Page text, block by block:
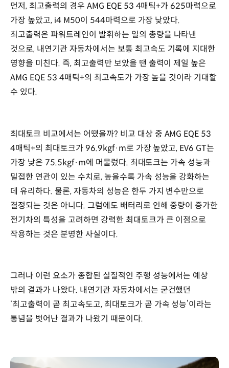
먼저, 최고출력의 경우 AMG EQE 53 4매틱+가 625마력으로
가장 높았고, i4 M50이 544마력으로 가장 낮았다.
최고출력은 파워트레인이 발휘하는 일의 총량을 나타낸
것으로, 내연기관 자동차에서는 보통 최고속도 기록에 지대한
영향을 미친다. 즉, 최고출력만 보았을 땐 출력이 제일 높은
AMG EQE 53 4매틱+의 최고속도가 가장 높을 것이라 기대할
수 있다.
최대토크 비교에서는 어땠을까? 비교 대상 중 AMG EQE 53
4매틱+의 최대토크가 96.9kgf·m로 가장 높았고, EV6 GT는
가장 낮은 75.5kgf·m에 머물렀다. 최대토크는 가속 성능과
밀접한 연관이 있는 수치로, 높을수록 가속 성능을 강화하는
데 유리하다. 물론, 자동차의 성능은 한두 가지 변수만으로
결정되는 것은 아니다. 그럼에도 배터리로 인해 중량이 증가한
전기차의 특성을 고려하면 강력한 최대토크가 큰 이점으로
작용하는 것은 분명한 사실이다.
그러나 이런 요소가 종합된 실질적인 주행 성능에서는 예상
밖의 결과가 나왔다. 내연기관 자동차에서는 굳건했던
‘최고출력이 곧 최고속도고, 최대토크가 곧 가속 성능’이라는
통념을 벗어난 결과가 나왔기 때문이다.